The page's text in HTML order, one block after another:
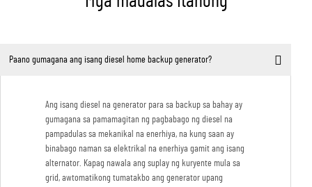
Paano gumagana ang isang diesel home backup generator?
Ang isang diesel na generator para sa backup sa bahay ay
gumagana sa pamamagitan ng pagbabago ng diesel na
pampadulas sa mekanikal na enerhiya, na kung saan ay
binabago naman sa elektrikal na enerhiya gamit ang isang
alternator. Kapag nawala ang suplay ng kuryente mula sa
grid, awtomatikong tumatakbo ang generator upang